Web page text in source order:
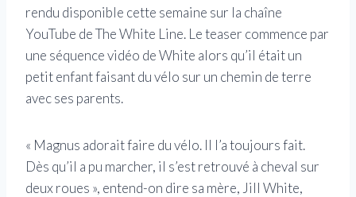
rendu disponible cette semaine sur la chaîne
YouTube de The White Line. Le teaser commence par
une séquence vidéo de White alors qu’il était un
petit enfant faisant du vélo sur un chemin de terre
avec ses parents.
« Magnus adorait faire du vélo. Il l’a toujours fait.
Dès qu’il a pu marcher, il s’est retrouvé à cheval sur
deux roues », entend-on dire sa mère, Jill White,